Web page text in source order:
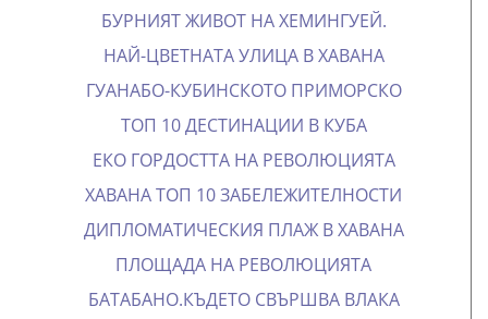
БУРНИЯТ ЖИВОТ НА ХЕМИНГУЕЙ.
НАЙ-ЦВЕТНАТА УЛИЦА В ХАВАНА
ГУАНАБО-КУБИНСКОТО ПРИМОРСКО
ТОП 10 ДЕСТИНАЦИИ В КУБА
ЕКО ГОРДОСТТА НА РЕВОЛЮЦИЯТА
ХАВАНА ТОП 10 ЗАБЕЛЕЖИТЕЛНОСТИ
ДИПЛОМАТИЧЕСКИЯ ПЛАЖ В ХАВАНА
ПЛОЩАДА НА РЕВОЛЮЦИЯТА
БАТАБАНО.КЪДЕТО СВЪРШВА ВЛАКА